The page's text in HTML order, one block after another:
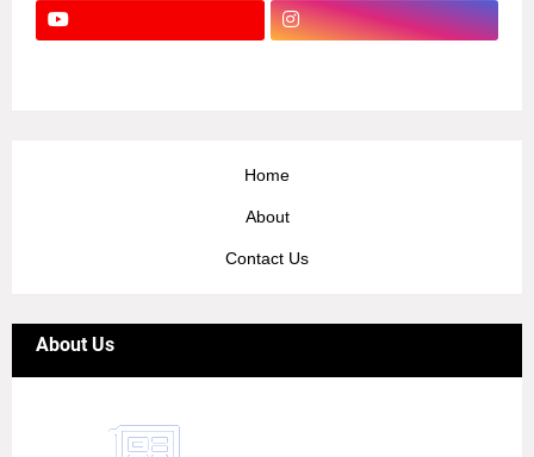
Home
About
Contact Us
About Us